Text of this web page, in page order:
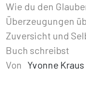
Wie du den
Überzeugungen
Zuversicht und
Buch schreibst
Von Yvonne Kraus